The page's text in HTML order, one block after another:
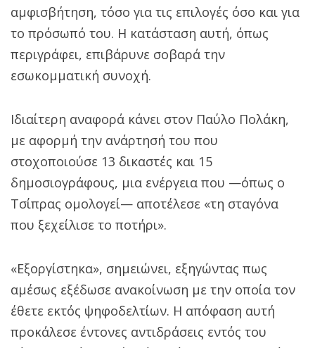
αμφισβήτηση, τόσο για τις επιλογές όσο και για
το πρόσωπό του. Η κατάσταση αυτή, όπως
περιγράφει, επιβάρυνε σοβαρά την
εσωκομματική συνοχή.
Ιδιαίτερη αναφορά κάνει στον Παύλο Πολάκη,
με αφορμή την ανάρτησή του που
στοχοποιούσε 13 δικαστές και 15
δημοσιογράφους, μια ενέργεια που —όπως ο
Τσίπρας ομολογεί— αποτέλεσε «τη σταγόνα
που ξεχείλισε το ποτήρι».
«Εξοργίστηκα», σημειώνει, εξηγώντας πως
αμέσως εξέδωσε ανακοίνωση με την οποία τον
έθετε εκτός ψηφοδελτίων. Η απόφαση αυτή
προκάλεσε έντονες αντιδράσεις εντός του